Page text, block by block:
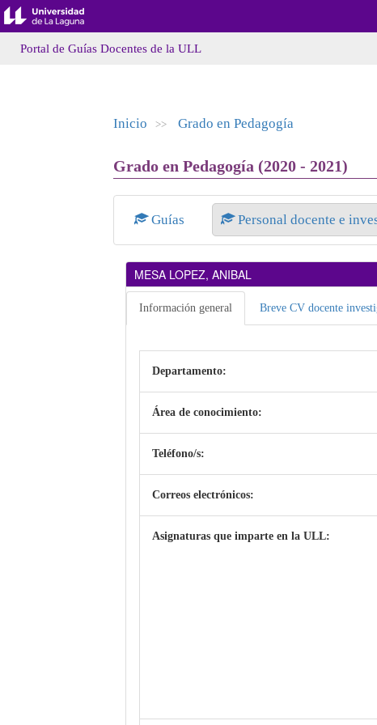
Portal de Guías Docentes de la ULL
Inicio >> Grado en Pedagogía
Grado en Pedagogía (2020 - 2021)
Guías Personal docente e
MESA LOPEZ, ANIBAL
Información general Breve CV docente
Departamento:
Área de conocimiento:
Teléfono/s:
Correos electrónicos:
Asignaturas que imparte en la ULL: